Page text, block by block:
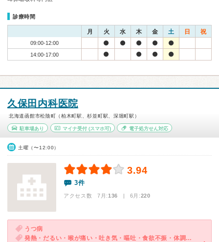
診療時間
月 火 水 木 金 土 日 祝
09:00-12:00
14:00-17:00
久保田内科医院
北海道函館市松陰町（柏木町駅、杉並町駅、深堀町駅）
駐車場あり マイナ受付(スマホ可) 電子処方せん対応
土曜（〜12:00）
3.94
3件
アクセス数 7月:136 | 6月:220
うつ病
発熱・だるい・喉が痛い・吐き気・嘔吐・食欲不振・体調不良・急性の下痢・気が滅入る・不安